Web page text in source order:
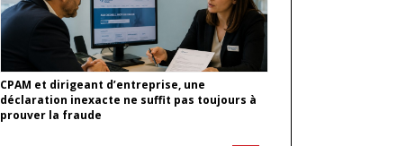
CPAM et dirigeant d’entreprise, une
déclaration inexacte ne suffit pas toujours à
prouver la fraude